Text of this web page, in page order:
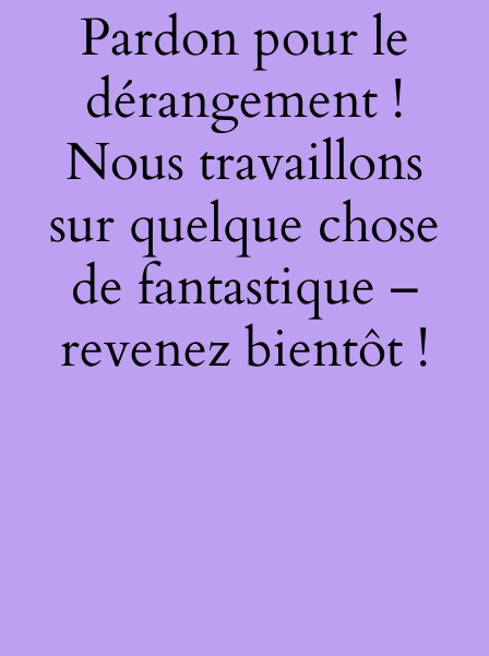
Pardon pour le
dérangement !
Nous travaillons
sur quelque chose
de fantastique –
revenez bientôt !